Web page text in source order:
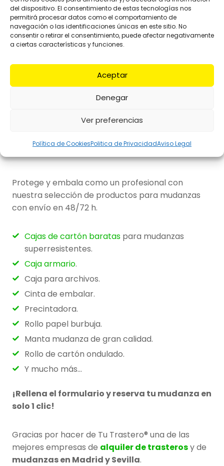
del dispositivo. El consentimiento de estas tecnologías nos
permitirá procesar datos como el comportamiento de
navegación o las identificaciones únicas en este sitio. No
consentir o retirar el consentimiento, puede afectar negativamente
a ciertas características y funciones.
Aceptar
Denegar
Ver preferencias
Política de CookiesPolitica de PrivacidadAviso Legal
Cajas de cartón y material
de embalaje para
Protege y embala como un profesional con
nuestra selección de productos para mudanzas
con envío en 48/72 h.
Cajas de cartón baratas para mudanzas
superresistentes.
Caja armario.
Caja para archivos.
Cinta de embalar.
Precintadora.
Rollo papel burbuja.
Manta mudanza de gran calidad.
Rollo de cartón ondulado.
Y mucho más…
¡Rellena el formulario y reserva tu mudanza en
solo 1 clic!
Gracias por hacer de Tu Trastero® una de las
mejores empresas de alquiler de trasterosy de
mudanzas en Madrid y Sevilla.